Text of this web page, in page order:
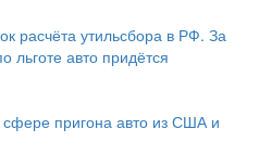
расчёта утильсбора в РФ. За
льготе авто придётся
сфере пригона авто из США и